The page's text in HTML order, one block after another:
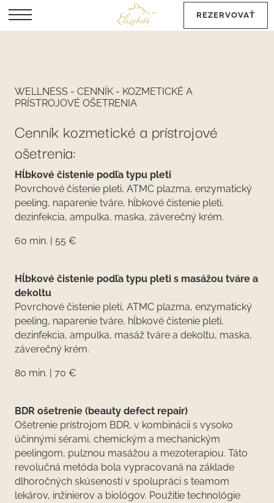
REZERVOVAŤ
WELLNESS - CENNÍK - KOZMETICKÉ A
PRÍSTROJOVÉ OŠETRENIA
Cenník kozmetické a prístrojové
ošetrenia:
Hĺbkové čistenie podľa typu pleti
Povrchové čistenie pleti, ATMC plazma, enzymatický
peeling, naparenie tváre, hĺbkové čistenie pleti,
dezinfekcia, ampulka, maska, záverečný krém.
60 min. | 55 €
Hĺbkové čistenie podľa typu pleti s masážou tváre a
dekoltu
Povrchové čistenie pleti, ATMC plazma, enzymatický
peeling, naparenie tváre, hĺbkové čistenie pleti,
dezinfekcia, ampulka, masáž tváre a dekoltu, maska,
záverečný krém.
80 min. | 70 €
BDR ošetrenie (beauty defect repair)
Ošetrenie prístrojom BDR, v kombinácii s vysoko
účinnými sérami, chemickým a mechanickým
peelingom, pulznou masážou a mezoterapiou. Táto
revolučná metóda bola vypracovaná na základe
dlhoročných skúseností v spolupráci s teamom
lekárov, inžinierov a biológov. Použitie technológie